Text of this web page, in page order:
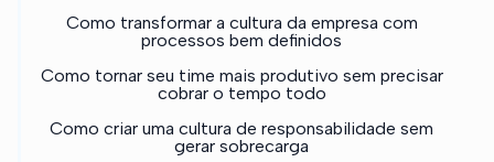
Como transformar a cultura da empresa com
processos bem definidos
Como tornar seu time mais produtivo sem precisar
cobrar o tempo todo
Como criar uma cultura de responsabilidade sem
gerar sobrecarga